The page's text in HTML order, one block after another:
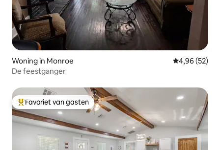
Woning in Monroe Gemiddelde
4,96 (52)
De feestganger
Topfavoriet van gasten
Favoriet van gasten